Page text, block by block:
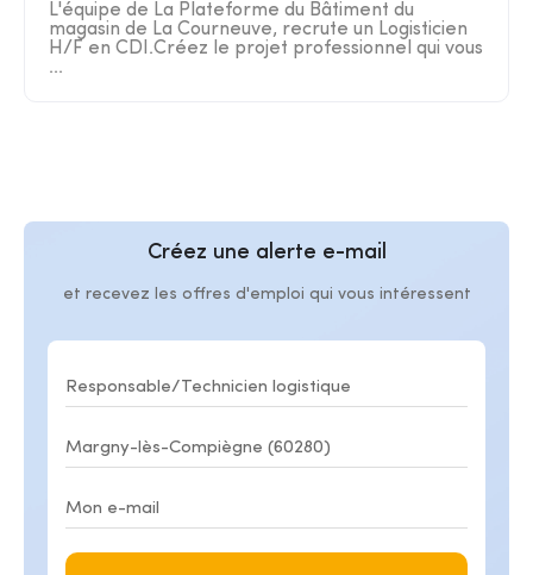
L'équipe de La Plateforme du Bâtiment du
magasin de La Courneuve, recrute un Logisticien
H/F en CDI.Créez le projet professionnel qui vous
...
Créez une alerte e-mail
et recevez les offres d'emploi qui vous intéressent